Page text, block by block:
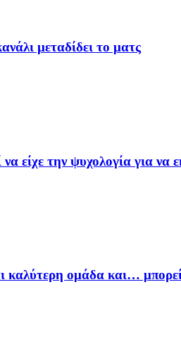
μεταδίδει το ματς
την ψυχολογία για να
καλύτερη ομάδα και…